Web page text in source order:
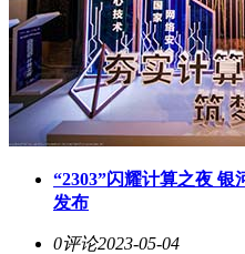
“2303”闪耀计算之夜
发布
0评论2023-05-04